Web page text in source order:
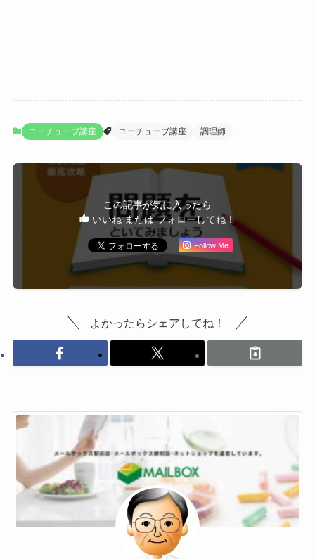
ユーチューブ講座 ユーチューブ講座 調理師
この記事が気に入ったら
いいね または フォローしてね！
Follow Me
よかったらシェアしてね！